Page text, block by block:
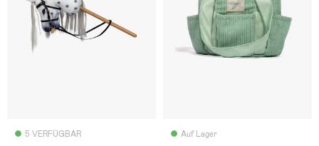
5 VERFÜGBAR Auf Lager